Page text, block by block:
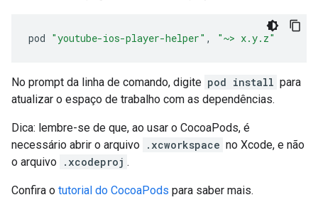
pod "youtube-ios-player-helper" , "~> x.y.z"
No prompt da linha de comando, digite pod install para
atualizar o espaço de trabalho com as dependências.
Dica: lembre-se de que, ao usar o CocoaPods, é
necessário abrir o arquivo .xcworkspace no Xcode, e não
o arquivo .xcodeproj .
Confira o tutorial do CocoaPods para saber mais.